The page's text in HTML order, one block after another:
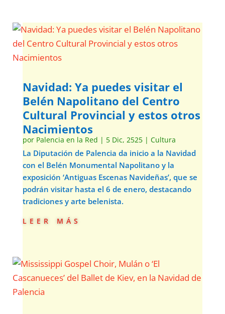
Navidad: Ya puedes visitar el
Belén Napolitano del Centro
Cultural Provincial y estos otros
Nacimientos
por Palencia en la Red | 5 Dic, 2525| Cultura
La Diputación de Palencia da inicio a la Navidad
con el Belén Monumental Napolitano y la
exposición ‘Antiguas Escenas Navideñas’, que se
podrán visitar hasta el 6 de enero, destacando
tradiciones y arte belenista.
leer más